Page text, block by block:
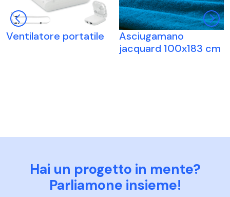
Ventilatore portatile
Asciugamano
jacquard 100x183 cm
Hai un progetto in mente?
Parliamone insieme!